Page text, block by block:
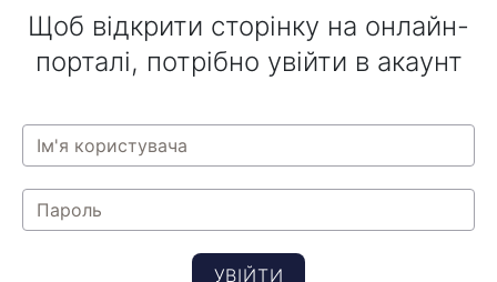
Щоб відкрити сторінку на онлайн-
порталі, потрібно увійти в акаунт